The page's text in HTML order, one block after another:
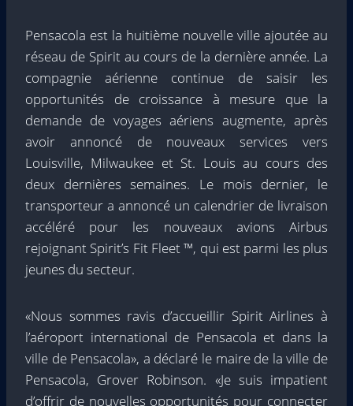
Pensacola est la huitième nouvelle ville ajoutée au
réseau de Spirit au cours de la dernière année. La
compagnie aérienne continue de saisir les
opportunités de croissance à mesure que la
demande de voyages aériens augmente, après
avoir annoncé de nouveaux services vers
Louisville, Milwaukee et St. Louis au cours des
deux dernières semaines. Le mois dernier, le
transporteur a annoncé un calendrier de livraison
accéléré pour les nouveaux avions Airbus
rejoignant Spirit’s Fit Fleet ™, qui est parmi les plus
jeunes du secteur.
«Nous sommes ravis d’accueillir Spirit Airlines à
l’aéroport international de Pensacola et dans la
ville de Pensacola», a déclaré le maire de la ville de
Pensacola, Grover Robinson. «Je suis impatient
d’offrir de nouvelles opportunités pour connecter